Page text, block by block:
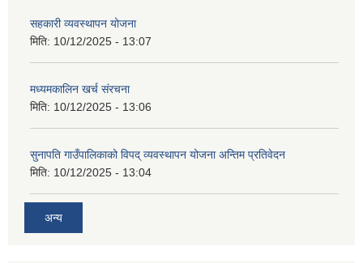
सहकारी व्यवस्थापन योजना
मिति: 10/12/2025 - 13:07
मध्यमकालिन खर्च संरचना
मिति: 10/12/2025 - 13:06
सुनापति गाउँपालिकाको विपद् व्यवस्थापन योजना अन्तिम प्रतिवेदन
मिति: 10/12/2025 - 13:04
अन्य